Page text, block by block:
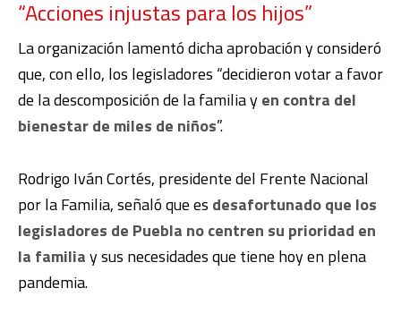
“Acciones injustas para los hijos”
La organización lamentó dicha aprobación y consideró
que, con ello, los legisladores “decidieron votar a favor
de la descomposición de la familia yen contra del
bienestar de miles de niños”.
Rodrigo Iván Cortés, presidente del Frente Nacional
por la Familia, señaló que es desafortunado que los
legisladores de Puebla no centren su prioridad en
la familiay sus necesidades que tiene hoy en plena
pandemia.